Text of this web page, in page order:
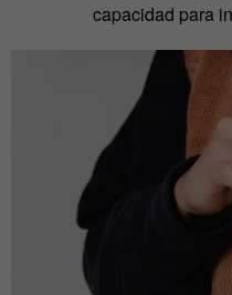
capacidad para